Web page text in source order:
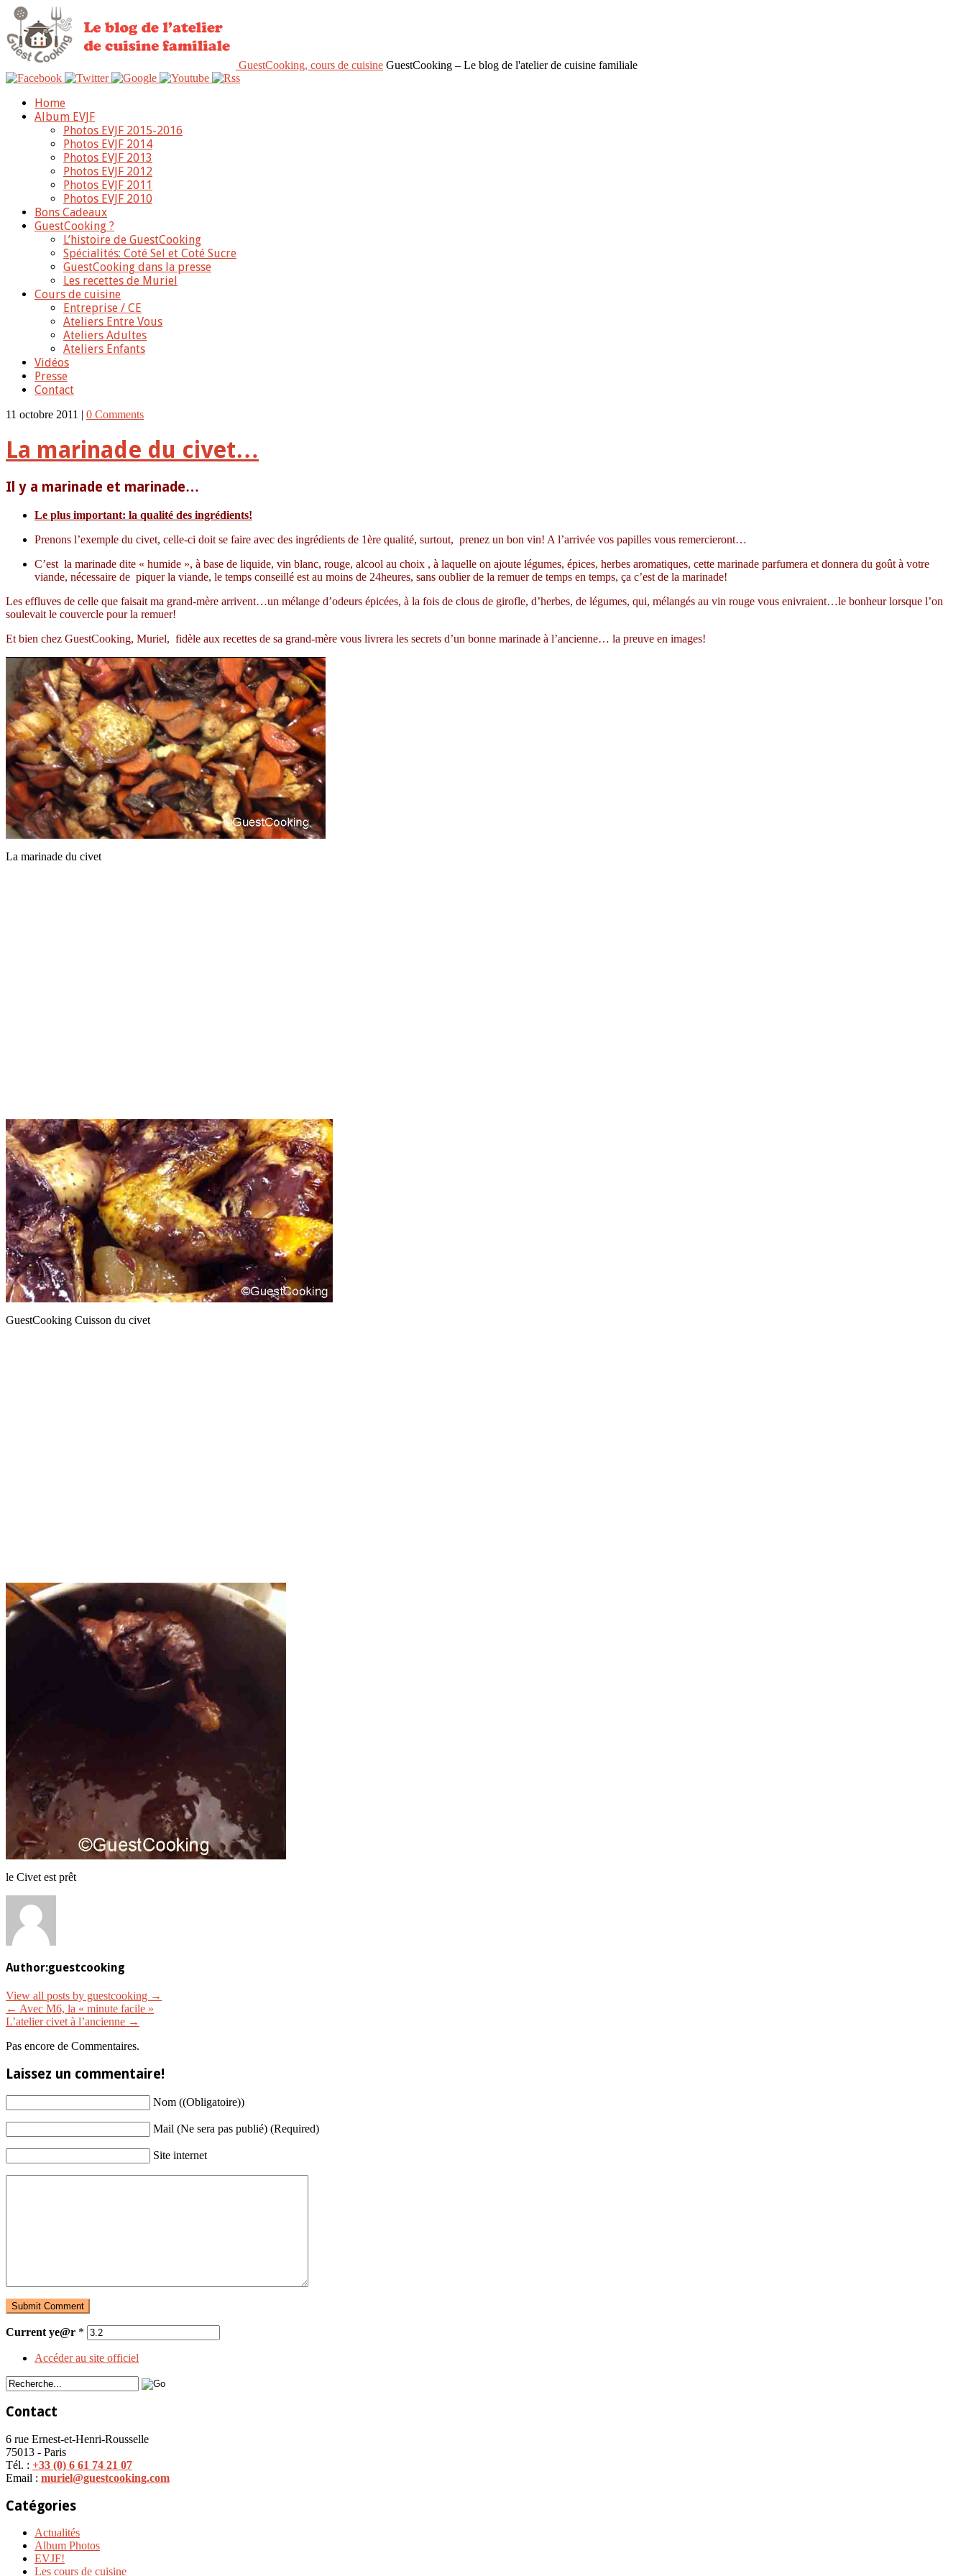
GuestCooking, cours de cuisine GuestCooking – Le blog de l'atelier de cuisine familiale
Home
Album EVJF
Photos EVJF 2015-2016
Photos EVJF 2014
Photos EVJF 2013
Photos EVJF 2012
Photos EVJF 2011
Photos EVJF 2010
Bons Cadeaux
GuestCooking ?
L’histoire de GuestCooking
Spécialités: Coté Sel et Coté Sucre
GuestCooking dans la presse
Les recettes de Muriel
Cours de cuisine
Entreprise / CE
Ateliers Entre Vous
Ateliers Adultes
Ateliers Enfants
Vidéos
Presse
Contact
11 octobre 2011 | 0 Comments
La marinade du civet…
Il y a marinade et marinade…
Le plus important: la qualité des ingrédients!
Prenons l’exemple du civet, celle-ci doit se faire avec des ingrédients de 1ère qualité, surtout, prenez un bon vin! A l’arrivée vos papilles vous remercieront…
C’est la marinade dite « humide », à base de liquide, vin blanc, rouge, alcool au choix , à laquelle on ajoute légumes, épices, herbes aromatiques, cette marinade parfumera et donnera du goût à votre
viande, nécessaire de piquer la viande, le temps conseillé est au moins de 24heures, sans oublier de la remuer de temps en temps, ça c’est de la marinade!
Les effluves de celle que faisait ma grand-mère arrivent…un mélange d’odeurs épicées, à la fois de clous de girofle, d’herbes, de légumes, qui, mélangés au vin rouge vous enivraient…le bonheur lorsque l’on
soulevait le couvercle pour la remuer!
Et bien chez GuestCooking, Muriel, fidèle aux recettes de sa grand-mère vous livrera les secrets d’un bonne marinade à l’ancienne… la preuve en images!
La marinade du civet
GuestCooking Cuisson du civet
le Civet est prêt
Author:guestcooking
View all posts by guestcooking →
← Avec M6, la « minute facile »
L’atelier civet à l’ancienne →
Pas encore de Commentaires.
Laissez un commentaire!
Nom ((Obligatoire))
Mail (Ne sera pas publié) (Required)
Site internet
Current ye@r *
Accéder au site officiel
Contact
6 rue Ernest-et-Henri-Rousselle
75013 - Paris
Tél. : +33 (0) 6 61 74 21 07
Email : muriel@guestcooking.com
Catégories
Actualités
Album Photos
EVJF!
Les cours de cuisine